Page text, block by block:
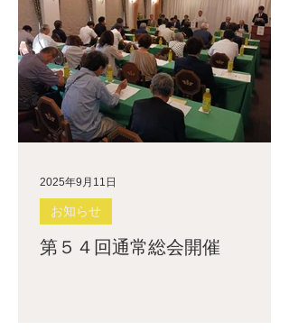
第５４回通常総会開催
お知らせ
2025年9月11日